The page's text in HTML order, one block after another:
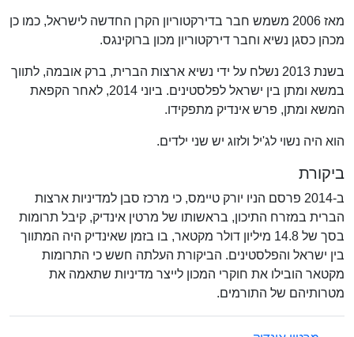
מאז 2006 משמש חבר בדירקטוריון הקרן החדשה לישראל, כמו כן
מכהן כסגן נשיא וחבר דירקטוריון מכון ברוקינגס.
בשנת 2013 נשלח על ידי נשיא ארצות הברית, ברק אובמה, לתווך
במשא ומתן בין ישראל לפלסטינים. ביוני 2014, לאחר הקפאת
המשא ומתן, פרש אינדיק מתפקידו.
הוא היה נשוי לג'יל ולזוג יש שני ילדים.
ביקורת
ב-2014 פרסם הניו יורק טיימס, כי מרכז סבן למדיניות ארצות
הברית במזרח התיכון, בראשותו של מרטין אינדיק, קיבל תרומות
בסך של 14.8 מיליון דולר מקטאר, בו בזמן שאינדיק היה המתווך
בין ישראל והפלסטינים. הביקורת העלתה חשש כי התרומות
מקטאר הובילו את חוקרי המכון לייצר מדיניות שתאמה את
מטרותיהם של התורמים.